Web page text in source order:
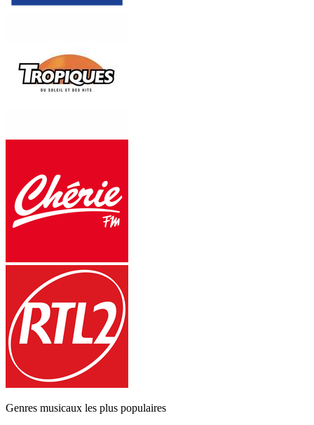
Genres musicaux les plus populaires